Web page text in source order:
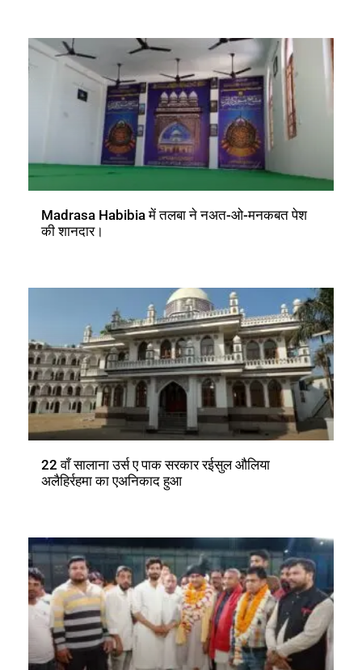
Madrasa Habibia में तलबा ने नअत-ओ-मनकबत पेश
की शानदार।
22 वाँ सालाना उर्स ए पाक सरकार रईसुल औलिया
अलैहिर्रहमा का एअनिकाद हुआ